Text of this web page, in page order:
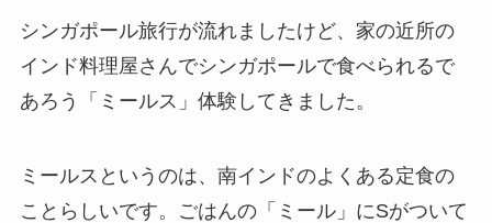
シンガポール旅行が流れましたけど、家の近所の
インド料理屋さんでシンガポールで食べられるで
あろう「ミールス」体験してきました。
ミールスというのは、南インドのよくある定食の
ことらしいです。ごはんの「ミール」にSがついて